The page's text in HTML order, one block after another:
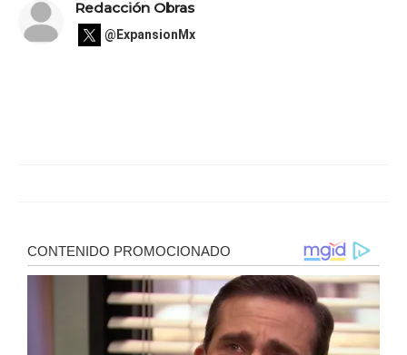
Redacción Obras
@ExpansionMx